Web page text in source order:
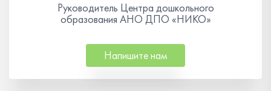
Руководитель Центра дошкольного
образования АНО ДПО «НИКО»
Напишите нам